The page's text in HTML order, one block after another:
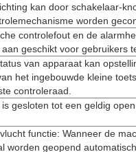
kan door schakelaar-
worden
controlefout en de
geschikt voor gebruikers
van apparaat kan
het ingebouwde kleine
controleraad.
gesloten tot een geldig
functie: Wanneer de
worden geopend